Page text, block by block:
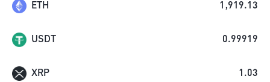
ETH 1,919.13
USDT 0.99919
XRP 1.03